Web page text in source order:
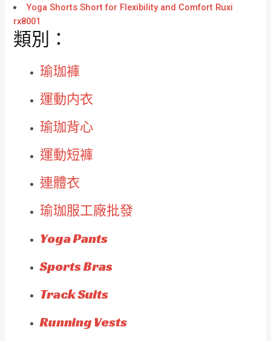
Yoga Shorts Short for Flexibility and Comfort Ruxi
rx8001
類別：
瑜珈褲
運動内衣
瑜珈背心
運動短褲
連體衣
瑜珈服工廠批發
Yoga Pants
Sports Bras
Track Suits
Running Vests